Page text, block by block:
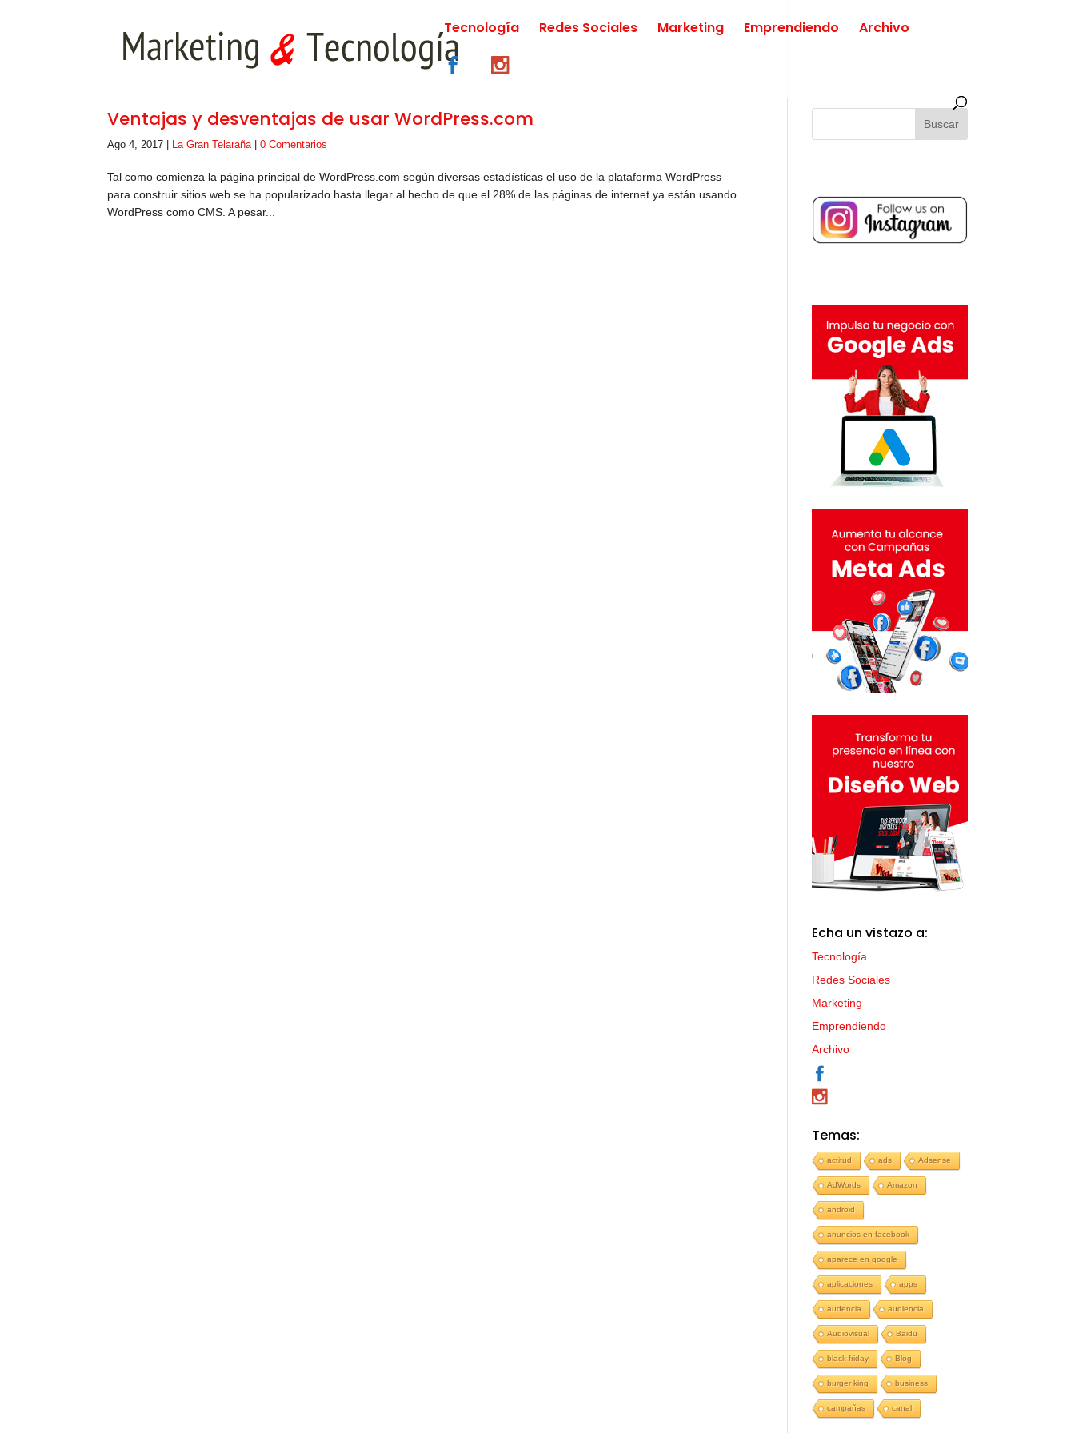
Tecnología Redes Sociales Marketing Emprendiendo Archivo
Ventajas y desventajas de usar WordPress.com
Ago 4, 2017 La Gran Telaraña|0 Comentarios
Tal como comienza la página principal de WordPress.com según diversas estadísticas el uso de la plataforma WordPress
para construir sitios web se ha popularizado hasta llegar al hecho de que el 28% de las páginas de internet ya están usando
WordPress como CMS. A pesar...
Echa un vistazo a:
Tecnología
Redes Sociales
Marketing
Emprendiendo
Archivo
Temas:
actitud ads Adsense
AdWords Amazon
android
anuncios en facebook
aparece en google
aplicaciones apps
audencia audiencia
Audiovisual Baidu
black friday Blog
burger king business
campañas canal